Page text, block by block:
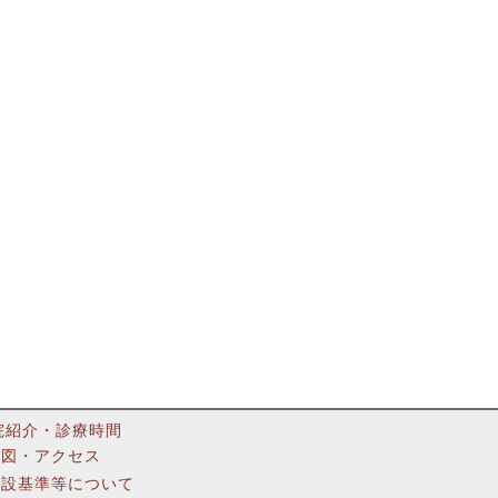
紹介・診療時間
・アクセス
基準等について